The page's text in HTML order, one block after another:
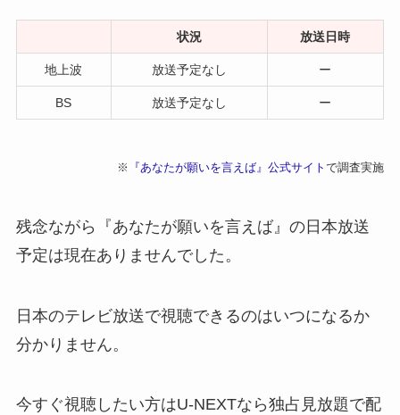
状況 放送日時
地上波 放送予定なし ー
BS 放送予定なし ー
※ 『あなたが願いを言えば』公式サイトで調査実施
残念ながら『あなたが願いを言えば』の日本放送
予定は現在ありませんでした。
日本のテレビ放送で視聴できるのはいつになるか
分かりません。
今すぐ視聴したい方はU-NEXTなら独占見放題で配